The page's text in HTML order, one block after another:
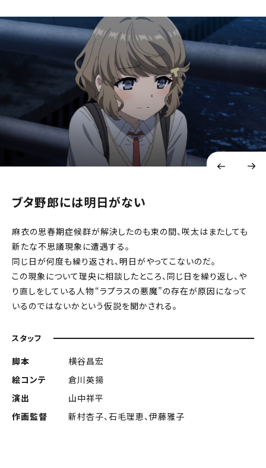
ブタ野郎には明日がない
麻衣の思春期症候群が解決したのも束の間、咲太はまたしても
新たな不思議現象に遭遇する。
同じ日が何度も繰り返され、明日がやってこないのだ。
この現象について理央に相談したところ、同じ日を繰り返し、や
り直しをしている人物――“ラプラスの悪魔”の存在が原因になって
いるのではないかという仮説を聞かされる。
スタッフ
脚本
横谷昌宏
絵コンテ
倉川英揚
演出
山中祥平
作画監督
新村杏子、石毛理恵、伊藤雅子